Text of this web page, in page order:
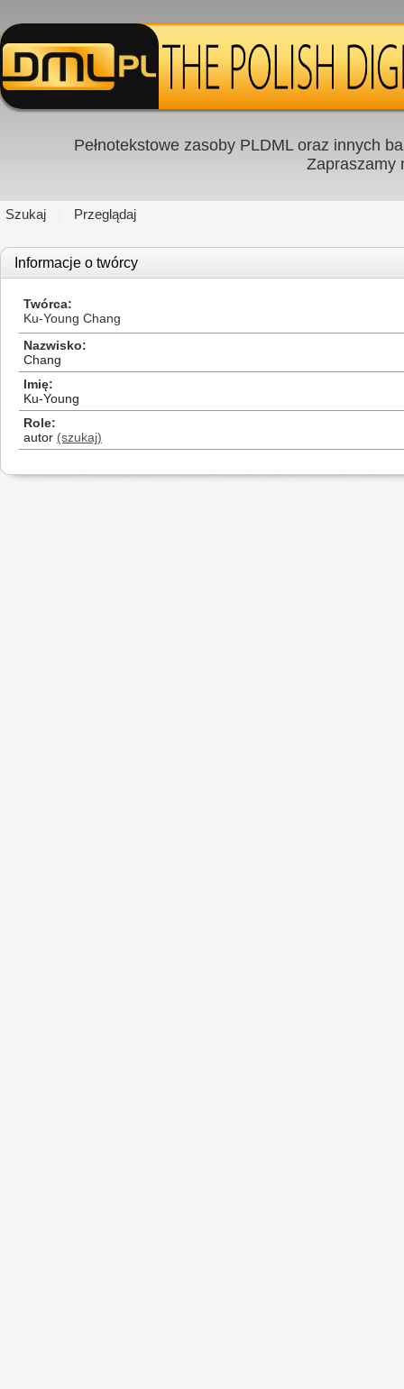
Pełnotekstowe zasoby PLDML oraz innych
Zapraszamy
Szukaj Przeglądaj
Informacje o twórcy
Twórca
Ku-Young Chang
Nazwisko
Chang
Imię
Ku-Young
Role
autor (szukaj)